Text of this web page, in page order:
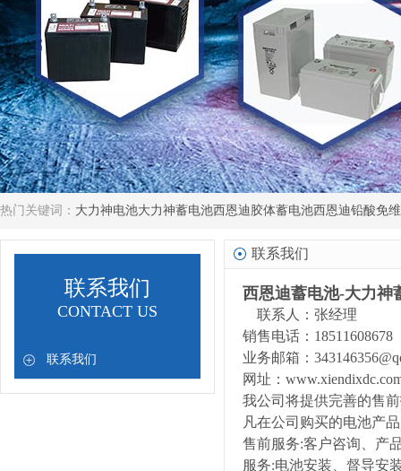
热门关键词： 大力神电池大力神蓄电池西恩迪胶体蓄电池西恩迪铅酸免
联系我们
CONTACT US
联系我们
联系我们
西恩迪蓄电池-大力神
联系人：张经理
销售电话：18511608678
业务邮箱：
网址：
我公司将提供完善的售
凡在公司购买的电池产
售前服务:客户咨询、产
服务:电池安装、督导安